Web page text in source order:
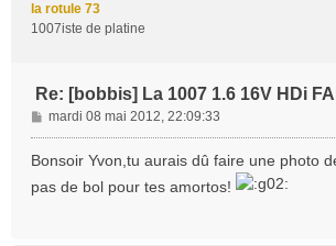
la rotule 73
1007iste de platine
Re: [bobbis] La 1007 1.6 16V HDi
M
e
a
mardi 08 mai 2012, 22:09:33
Bonsoir Yvon,tu aurais dû faire une photo
pas de bol pour tes amortos!